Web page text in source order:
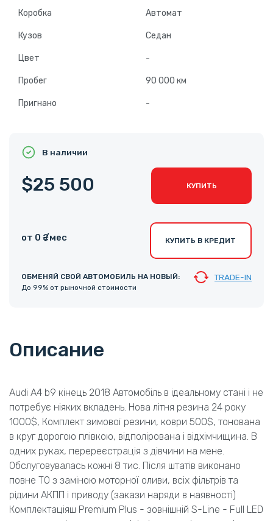
Коробка Автомат
Кузов Седан
Цвет -
Пробег 90 000 км
Пригнано -
В наличии
$25 500 КУПИТЬ
от 0 ₴ /мес КУПИТЬ В КРЕДИТ
ОБМЕНЯЙ СВОЙ АВТОМОБИЛЬ НА НОВЫЙ:
До 99% от рыночной стоимости
TRADE-IN
Описание
Audi А4 b9 кінець 2018 Автомобіль в ідеальному стані і не
потребує ніяких вкладень. Нова літня резина 24 року
1000$, Комплект зимової резини, коври 500$, тонована
в круг дорогою плівкою, відполірована і відхімчищина. В
одних руках, перереєстрація з дівчини на мене.
Обслуговувалась кожні 8 тис. Після штатів виконано
повне ТО з заміною моторної оливи, всіх фільтрів та
рідини АКПП і приводу (закази наряди в наявності)
Комплектаціяш Premium Plus - зовнішній S-Line - Full LED